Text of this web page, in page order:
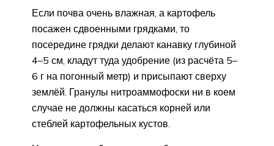
Если почва очень влажная, а картофель
посажен сдвоенными грядками, то
посередине грядки делают канавку глубиной
4–5 см, кладут туда удобрение (из расчёта 5–
6 г на погонный метр) и присыпают сверху
землёй. Гранулы нитроаммофоски ни в коем
случае не должны касаться корней или
стеблей картофельных кустов.